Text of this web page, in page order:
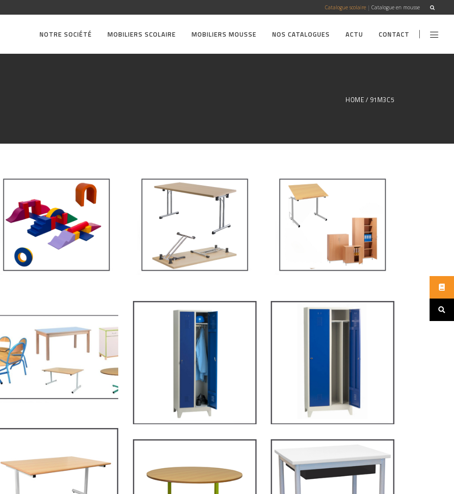
Catalogue scolaire | Catalogue en mousse
NOTRE SOCIÉTÉ MOBILIERS SCOLAIRE MOBILIERS MOUSSE NOS CATALOGUES ACTU CONTACT
HOME 91M3C5
pédagogique
MOBILIER SCOLAIRE Tables Multifonctions
MOBILIER SCOLAIRE
Mobilier secondaire /
supérieur
MOBILIER SCOLAIRE
Mobilier de restauration,
espace cantine
MOBILIER SCOLAIRE
ARV2P – Vestiaire
industrie propre
ARV2S – Vestiaire
industrie salissante
VESTIAIRES
RM128 – Restauration
Maggie
TABLES ET MANGE DEBOUT
RM120 – Restauration
Maggie
TD4P75 – Dale table 4
pieds 70×50